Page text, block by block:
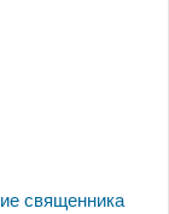
священника